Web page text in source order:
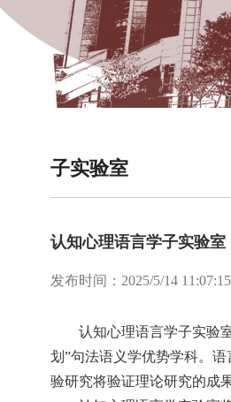
子实验室
认知心理语言学子实验室
发布时间：2025/5/14 11:07:15
认知心理语言学子实验
划”句法语义学优势学科。
验研究将验证理论研究的成